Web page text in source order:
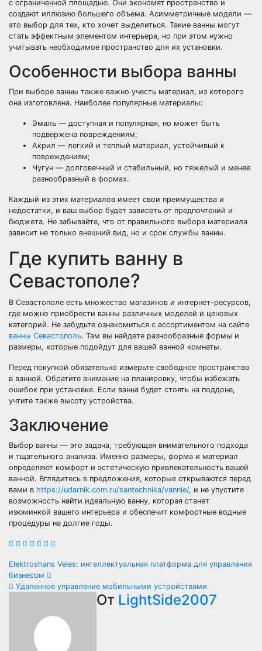
с ограниченной площадью. Они экономят пространство и
создают иллюзию большего объема. Асимметричные модели —
это выбор для тех, кто хочет выделиться. Такие ванны могут
стать эффектным элементом интерьера, но при этом нужно
учитывать необходимое пространство для их установки.
Особенности выбора ванны
При выборе ванны также важно учесть материал, из которого
она изготовлена. Наиболее популярные материалы:
Эмаль — доступная и популярная, но может быть
подвержена повреждениям;
Акрил — легкий и теплый материал, устойчивый к
повреждениям;
Чугун — долговечный и стабильный, но тяжелый и менее
разнообразный в формах.
Каждый из этих материалов имеет свои преимущества и
недостатки, и ваш выбор будет зависеть от предпочтений и
бюджета. Не забывайте, что от правильного выбора материала
зависит не только внешний вид, но и срок службы ванны.
Где купить ванну в
Севастополе?
В Севастополе есть множество магазинов и интернет-ресурсов,
где можно приобрести ванны различных моделей и ценовых
категорий. Не забудьте ознакомиться с ассортиментом на сайте
ванны Севастополь. Там вы найдете разнообразные формы и
размеры, которые подойдут для вашей ванной комнаты.
Перед покупкой обязательно измерьте свободное пространство
в ванной. Обратите внимание на планировку, чтобы избежать
ошибок при установке. Если ванна будет стоять на поддоне,
учтите также высоту устройства.
Заключение
Выбор ванны — это задача, требующая внимательного подхода
и тщательного анализа. Именно размеры, форма и материал
определяют комфорт и эстетическую привлекательность вашей
ванной. Вглядитесь в предложения, которые открываются перед
вами в https://udarnik.com.ru/santechnika/vannie/, и не упустите
возможность найти идеальную ванну, которая станет
изюминкой вашего интерьера и обеспечит комфортные водные
процедуры на долгие годы.
Навигация
по
записям
Elektroshans Veles: интеллектуальная платформа для управления
бизнесом
Удаленное управление мобильными устройствами
От LightSide2007